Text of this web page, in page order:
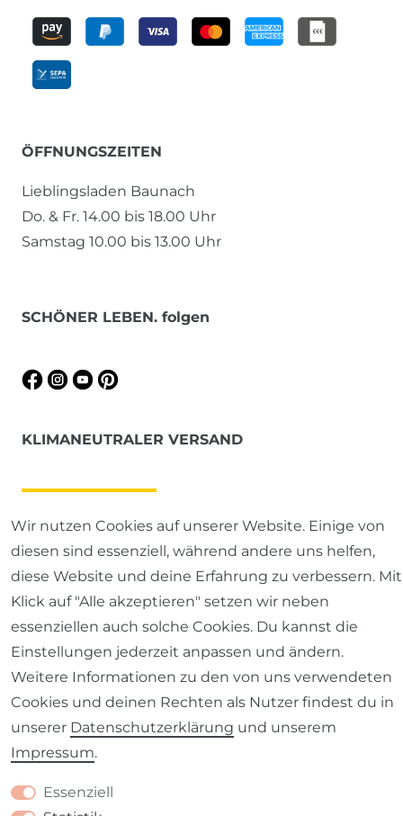
ÖFFNUNGSZEITEN
Lieblingsladen Baunach
Do. & Fr. 14.00 bis 18.00 Uhr
Samstag 10.00 bis 13.00 Uhr
SCHÖNER LEBEN. folgen
KLIMANEUTRALER VERSAND
Wir nutzen Cookies auf unserer Website. Einige von
diesen sind essenziell, während andere uns helfen,
diese Website und deine Erfahrung zu verbessern. Mit
Klick auf "Alle akzeptieren" setzen wir neben
essenziellen auch solche Cookies. Du kannst die
Einstellungen jederzeit anpassen und ändern.
Weitere Informationen zu den von uns verwendeten
Cookies und deinen Rechten als Nutzer findest du in
unserer Daten­schutz­erklärung und unserem
Impressum.
Essenziell